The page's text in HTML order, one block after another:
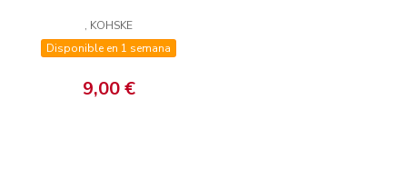
, KOHSKE
Disponible en 1 semana
9,00 €